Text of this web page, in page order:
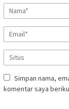
Simpan nama,
komentar saya